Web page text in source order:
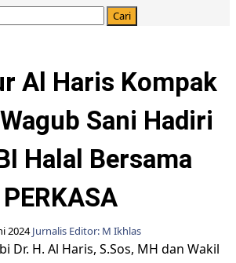
Al Haris Kompak
Sani Hadiri
Halal Bersama
PERKASA
2024Jurnalis Editor: M Ikhlas